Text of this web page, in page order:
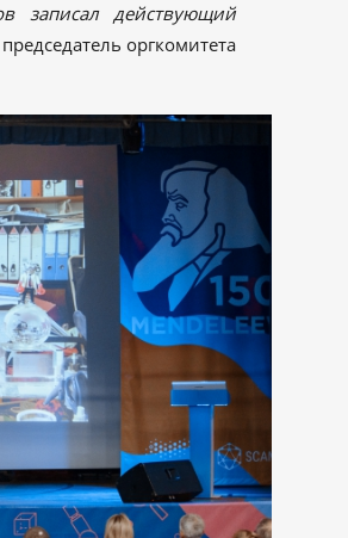
записал действующий
оргкомитета